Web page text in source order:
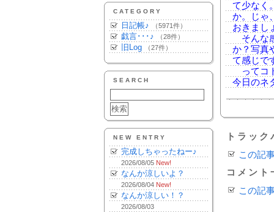
CATEGORY
日記帳♪ （5971件）
戯言･･･♪ （28件）
旧Log （27件）
SEARCH
NEW ENTRY
完成しちゃったねー♪
2026/08/05 New!
なんか涼しいよ？
2026/08/04 New!
なんか涼しい！？
2026/08/03
て少なく
か。じゃ
おきまし
そんな
か？写真
て感じで
ってコ
今日のネ
トラッ
この記
コメント
この記